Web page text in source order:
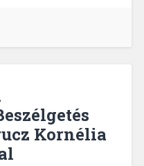
Kornélia